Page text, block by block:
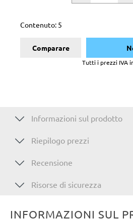
Contenuto: 5
Comparare
Tutti i prezzi IVA
Informazioni sul prodotto
Riepilogo prezzi
Recensione
Risorse di sicurezza
INFORMAZIONI SUL